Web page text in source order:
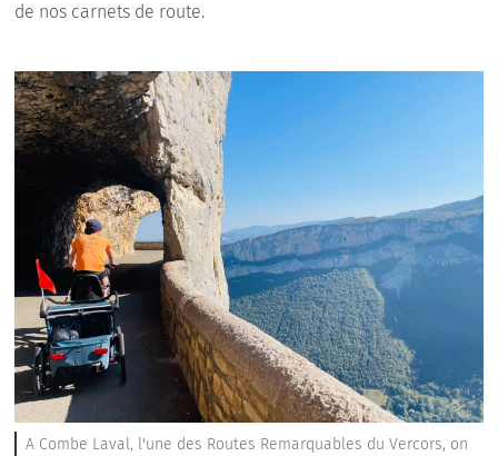
de nos carnets de route.
A Combe Laval, l'une des Routes Remarquables du Vercors, on